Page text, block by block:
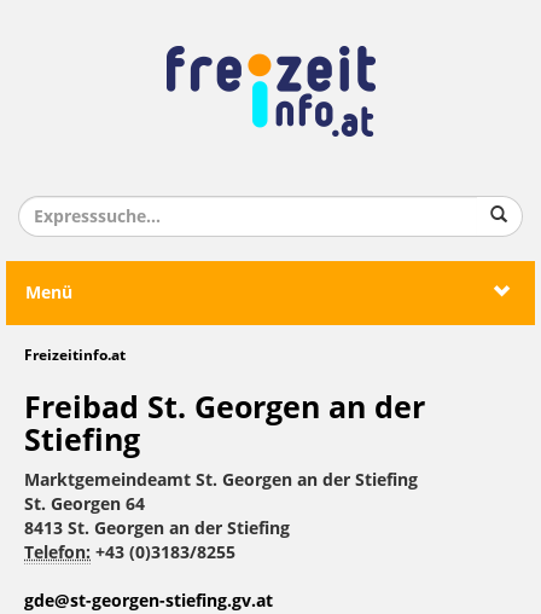
Menü
Freizeitinfo.at
Freibad St. Georgen an der
Stiefing
Marktgemeindeamt St. Georgen an der Stiefing
St. Georgen 64
8413 St. Georgen an der Stiefing
Telefon: +43 (0)3183/8255
gde@st-georgen-stiefing.gv.at